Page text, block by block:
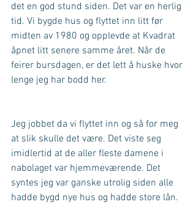
det en god stund siden. Det var en herlig
tid. Vi bygde hus og flyttet inn litt før
midten av 1980 og opplevde at Kvadrat
åpnet litt senere samme året. Når de
feirer bursdagen, er det lett å huske hvor
lenge jeg har bodd her.
Jeg jobbet da vi flyttet inn og så for meg
at slik skulle det være. Det viste seg
imidlertid at de aller fleste damene i
nabolaget var hjemmeværende. Det
syntes jeg var ganske utrolig siden alle
hadde bygd nye hus og hadde store lån.